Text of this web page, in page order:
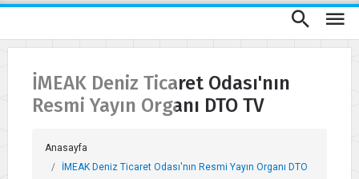
İMEAK Deniz Ticaret Odası'nın
Resmi Yayın Organı DTO TV
Anasayfa
İMEAK Deniz Ticaret Odası'nın Resmi Yayın Organı DTO